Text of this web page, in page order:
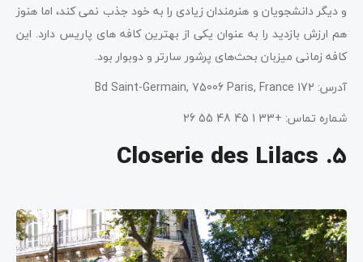
و دیگر دانشجویان و هنرمندان زیادی را به خود جذب نمی کند، اما هنوز
هم ارزش بازدید را به عنوان یکی از بهترین کافه های پاریس دارد. این
کافه زمانی میزبان بحث‌های پرشور سارتر و دوبوار بود.
آدرس: 172 Bd Saint-Germain, 75006 Paris, France
شماره تماس: +33 1 45 48 55 26
5. Closerie des Lilacs